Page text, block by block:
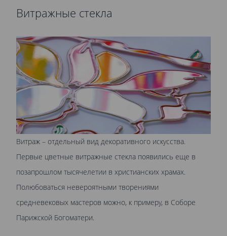
Витражные стекла
Витраж – отдельный вид декоративного искусства.
Первые цветные витражные стекла появились еще в
позапрошлом тысячелетии в христианских храмах.
Полюбоваться невероятными творениями
средневековых мастеров можно, к примеру, в Соборе
Парижской Богоматери.